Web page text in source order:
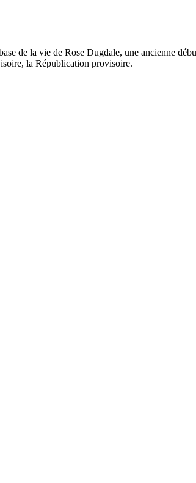
de la vie de Rose Dugdale, une ancienne
la Républication provisoire.